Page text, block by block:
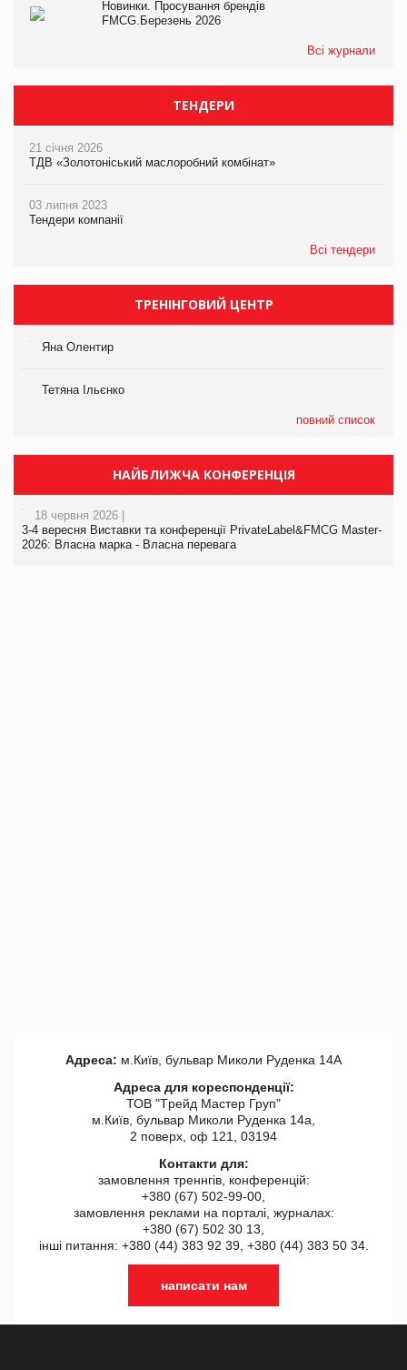
Новинки. Просування брендів
FMCG.Березень 2026
Всі журнали
ТЕНДЕРИ
21 січня 2026
ТДВ «Золотоніський маслоробний комбінат»
03 липня 2023
Тендери компанії
Всі тендери
ТРЕНІНГОВИЙ ЦЕНТР
Яна Олентир
Тетяна Ільєнко
повний список
НАЙБЛИЖЧА КОНФЕРЕНЦІЯ
18 червня 2026 |
3-4 вересня Виставки та конференції PrivateLabel&FMCG Master-
2026: Власна марка - Власна перевага
Адреса: м.Київ, бульвар Миколи Руденка 14А
Адреса для кореспонденції:
ТОВ "Tрейд Мастер Груп"
м.Київ, бульвар Миколи Руденка 14а,
2 поверх, оф 121, 03194
Контакти для:
замовлення треннгів, конференцій:
+380 (67) 502-99-00,
замовлення реклами на порталі, журналах:
+380 (67) 502 30 13,
інші питання: +380 (44) 383 92 39, +380 (44) 383 50 34.
написати нам